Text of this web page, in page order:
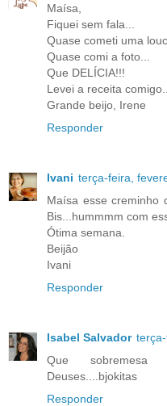
Maísa,
Fiquei sem fala...
Quase cometi uma
Quase comi a foto...
Que DELÍCIA!!!
Levei a receita comigo...
Grande beijo, Irene
Responder
Ivani terça-feira,
Maísa esse creminho
Bis...hummmm com
Ótima semana.
Beijão
Ivani
Responder
Isabel Salvador
Que sobremesa
Deuses....bjokitas
Responder